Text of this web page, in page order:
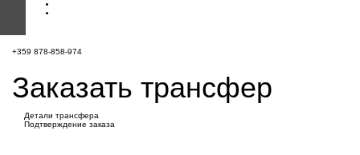
+359 878-858-974
Заказать трансфер
Детали трансфера
Подтверждение заказа